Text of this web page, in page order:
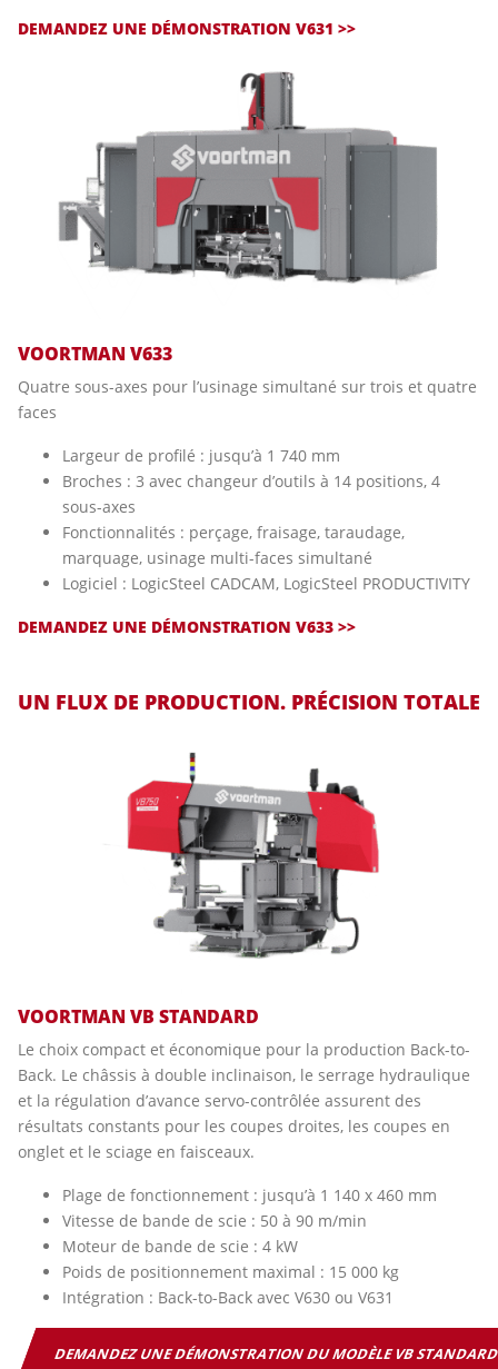
DEMANDEZ UNE DÉMONSTRATION V631 >>
VOORTMAN V633
Quatre sous-axes pour l’usinage simultané sur trois et quatre
faces
Largeur de profilé : jusqu’à 1 740 mm
Broches : 3 avec changeur d’outils à 14 positions, 4
sous-axes
Fonctionnalités : perçage, fraisage, taraudage,
marquage, usinage multi-faces simultané
Logiciel : LogicSteel CADCAM, LogicSteel PRODUCTIVITY
DEMANDEZ UNE DÉMONSTRATION V633 >>
UN FLUX DE PRODUCTION. PRÉCISION TOTALE
VOORTMAN VB STANDARD
Le choix compact et économique pour la production Back-to-
Back. Le châssis à double inclinaison, le serrage hydraulique
et la régulation d’avance servo-contrôlée assurent des
résultats constants pour les coupes droites, les coupes en
onglet et le sciage en faisceaux.
Plage de fonctionnement : jusqu’à 1 140 x 460 mm
Vitesse de bande de scie : 50 à 90 m/min
Moteur de bande de scie : 4 kW
Poids de positionnement maximal : 15 000 kg
Intégration : Back-to-Back avec V630 ou V631
DEMANDEZ UNE DÉMONSTRATION DU MODÈLE VB